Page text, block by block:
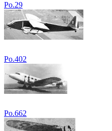
Po.29
Po.402
Po.662